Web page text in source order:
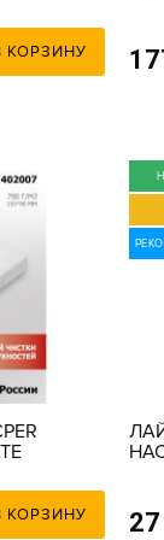
КОРЗИНУ
КОРЗИНУ 27